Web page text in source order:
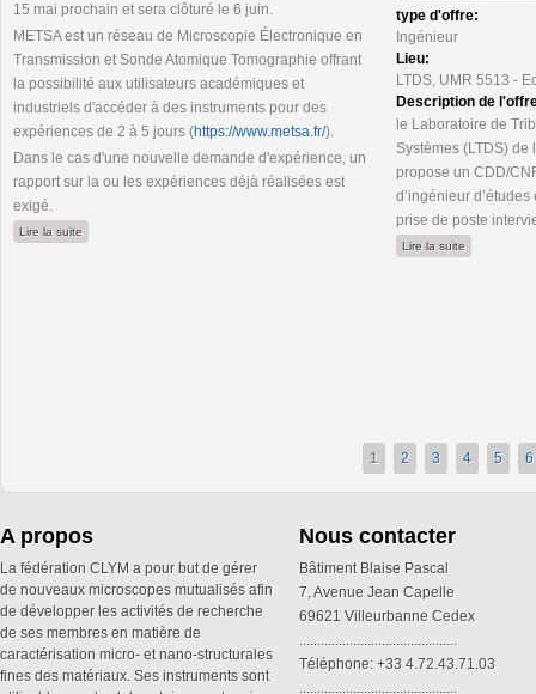
15 mai prochain et sera clôturé le 6 juin.
METSA est un réseau de Microscopie Électronique en
Transmission et Sonde Atomique Tomographie offrant
la possibilité aux utilisateurs académiques et
industriels d'accéder à des instruments pour des
expériences de 2 à 5 jours (https://www.metsa.fr/).
Dans le cas d'une nouvelle demande d'expérience, un
rapport sur la ou les expériences déjà réalisées est
exigé.
Lire la suite
type d'offre:
Ingénieur
Lieu:
LTDS, UMR 5513 -
Description de
le Laboratoire de
Systèmes (LTDS) de
propose un CDD/
d’ingénieur
prise de poste
Lire la suite
1 2 3 4 5 6
A propos
La fédération CLYM a pour but de gérer
de nouveaux microscopes mutualisés afin
de développer les activités de recherche
de ses membres en matière de
caractérisation micro- et nano-structurales
fines des matériaux. Ses instruments sont
Nous contacter
Bâtiment Blaise Pascal
7, Avenue Jean Capelle
69621 Villeurbanne Cedex
............................................
Téléphone: +33 4.72.43.71.03
............................................